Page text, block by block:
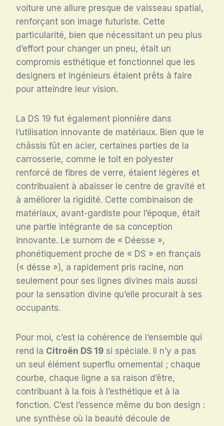
voiture une allure presque de vaisseau spatial,
renforçant son image futuriste. Cette
particularité, bien que nécessitant un peu plus
d’effort pour changer un pneu, était un
compromis esthétique et fonctionnel que les
designers et ingénieurs étaient prêts à faire
pour atteindre leur vision.
La DS 19 fut également pionnière dans
l’utilisation innovante de matériaux. Bien que le
châssis fût en acier, certaines parties de la
carrosserie, comme le toit en polyester
renforcé de fibres de verre, étaient légères et
contribuaient à abaisser le centre de gravité et
à améliorer la rigidité. Cette combinaison de
matériaux, avant-gardiste pour l’époque, était
une partie intégrante de sa conception
innovante. Le surnom de « Déesse »,
phonétiquement proche de « DS » en français
(« désse »), a rapidement pris racine, non
seulement pour ses lignes divines mais aussi
pour la sensation divine qu’elle procurait à ses
occupants.
Pour moi, c’est la cohérence de l’ensemble qui
rend la Citroën DS 19 si spéciale. Il n’y a pas
un seul élément superflu ornemental ; chaque
courbe, chaque ligne a sa raison d’être,
contribuant à la fois à l’esthétique et à la
fonction. C’est l’essence même du bon design :
une synthèse où la beauté découle de